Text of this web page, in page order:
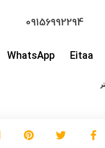
09156992294
WhatsApp Eitaa